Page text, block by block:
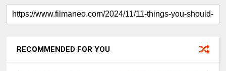
RECOMMENDED FOR YOU